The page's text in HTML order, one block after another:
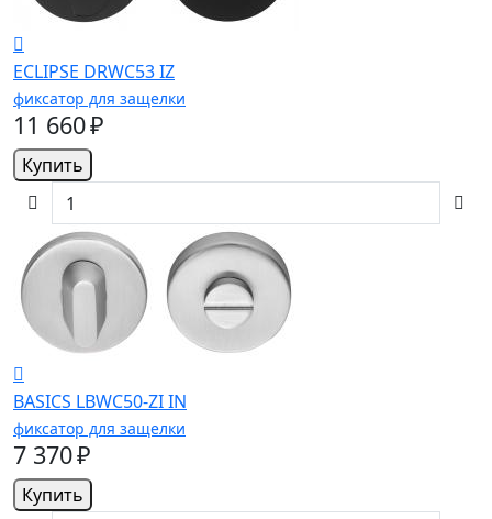
ECLIPSE DRWC53 IZ
фиксатор для защелки
11 660 ₽
Купить
BASICS LBWC50-ZI IN
фиксатор для защелки
7 370 ₽
Купить